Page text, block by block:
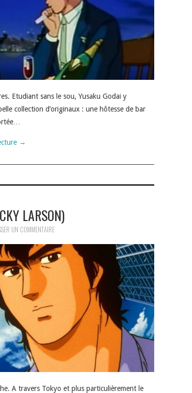
Etudiant sans le sou, Yusaku Godai y
collection d’originaux : une hôtesse de bar
→
LARSON)
UN COMMENTAIRE
A travers Tokyo et plus particulièrement le